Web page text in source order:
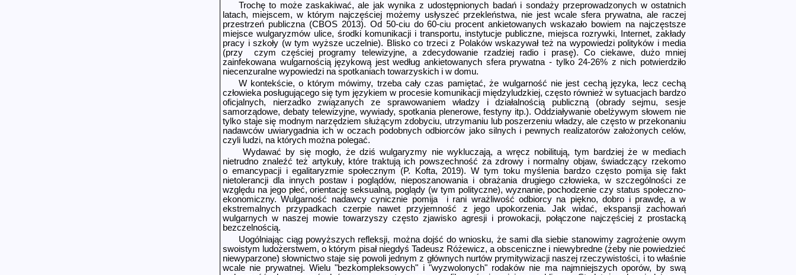
Trochę to może zaskakiwać, ale jak wynika z udostępnionych badań i sondaży przeprowadzonych w ostatnich
latach, miejscem, w którym najczęściej możemy usłyszeć przekleństwa, nie jest wcale sfera prywatna, ale raczej
przestrzeń publiczna (CBOS 2013). Od 50-ciu do 60-ciu procent ankietowanych wskazało bowiem na najczęstsze
miejsce wulgaryzmów ulice, środki komunikacji i transportu, instytucje publiczne, miejsca rozrywki, Internet, zakłady
pracy i szkoły (w tym wyższe uczelnie). Blisko co trzeci z Polaków wskazywał też na wypowiedzi polityków i media
(przy czym częściej programy telewizyjne, a zdecydowanie rzadziej radio i prasę). Co ciekawe, dużo mniej
zainfekowana wulgarnością językową jest według ankietowanych sfera prywatna - tylko 24-26% z nich potwierdziło
niecenzuralne wypowiedzi na spotkaniach towarzyskich i w domu.
W kontekście, o którym mówimy, trzeba cały czas pamiętać, że wulgarność nie jest cechą języka, lecz cechą
człowieka posługującego się tym językiem w procesie komunikacji międzyludzkiej, często również w sytuacjach bardzo
oficjalnych, nierzadko związanych ze sprawowaniem władzy i działalnością publiczną (obrady sejmu, sesje
samorządowe, debaty telewizyjne, wywiady, spotkania plenerowe, festyny itp.). Oddziaływanie obelżywym słowem nie
tylko staje się modnym narzędziem służącym zdobyciu, utrzymaniu lub poszerzeniu władzy, ale często w przekonaniu
nadawców uwiarygadnia ich w oczach podobnych odbiorców jako silnych i pewnych realizatorów założonych celów,
czyli ludzi, na których można polegać.
Wydawać by się mogło, że dziś wulgaryzmy nie wykluczają, a wręcz nobilitują, tym bardziej że w mediach
nietrudno znaleźć też artykuły, które traktują ich powszechność za zdrowy i normalny objaw, świadczący rzekomo
o emancypacji i egalitaryzmie społecznym (P. Kofta, 2019). W tym toku myślenia bardzo często pomija się fakt
nietolerancji dla innych postaw i poglądów, nieposzanowania i obrażania drugiego człowieka, w szczególności ze
względu na jego płeć, orientację seksualną, poglądy (w tym polityczne), wyznanie, pochodzenie czy status społe­czno-
ekonomiczny. Wulgarność nadawcy cynicznie pomija i rani wrażliwość odbiorcy na piękno, dobro i prawdę, a w
ekstremalnych przypadkach czerpie nawet przyjemność z jego upokorzenia. Jak widać, ekspansji zachowań
wulgarnych w naszej mowie towarzyszy często zjawisko agresji i prowokacji, połączone najczęściej z prostacką
bezczelnością.
Uogólniając ciąg powyższych refleksji, można dojść do wniosku, że sami dla siebie stanowimy zagrożenie owym
swoistym ludożerstwem, o którym pisał niegdyś Tadeusz Różewicz, a obsceniczne i niewybredne (żeby nie powiedzieć
niewyparzone) słownictwo staje się powoli jednym z głównych nurtów prymitywizacji naszej rzeczywistości, i to właśnie
wcale nie prywatnej. Wielu "bezkomple­ksowych" i "wyzwolonych" rodaków nie ma najmniejszych oporów, by swą